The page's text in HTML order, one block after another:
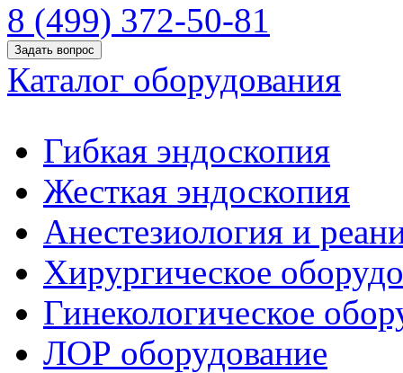
8 (499) 372-50-81
Задать вопрос
Каталог оборудования
Гибкая эндоскопия
Жесткая эндоскопия
Анестезиология и
Хирургическое
Гинекологическое
ЛОР оборудование